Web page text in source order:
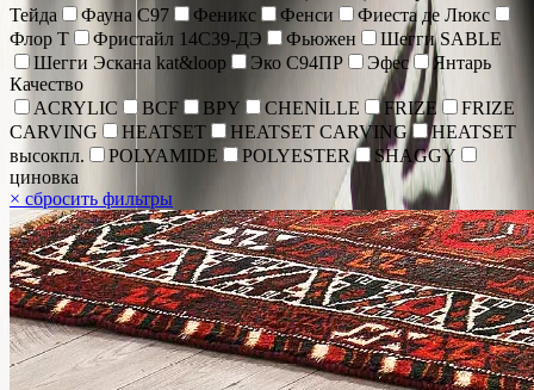
Тейда
Фауна С97 Феникс Фенси
Фиеста де Люкс
Флор Т
Фристайл 14С39-ДЭ Фьюжен
Шегги SABLE
Шегги Эскана kat&loop
Эко С94ПР Эфес
Янтарь
Качество
ACRYLIC
BCF BPY CHENİLLE FRIZE
FRIZE
CARVING
HEATSET HEATSET CARVING
HEATSET
высокпл.
POLYAMIDE POLYESTER
SHAGGY
циновка
× сбросить фильтры